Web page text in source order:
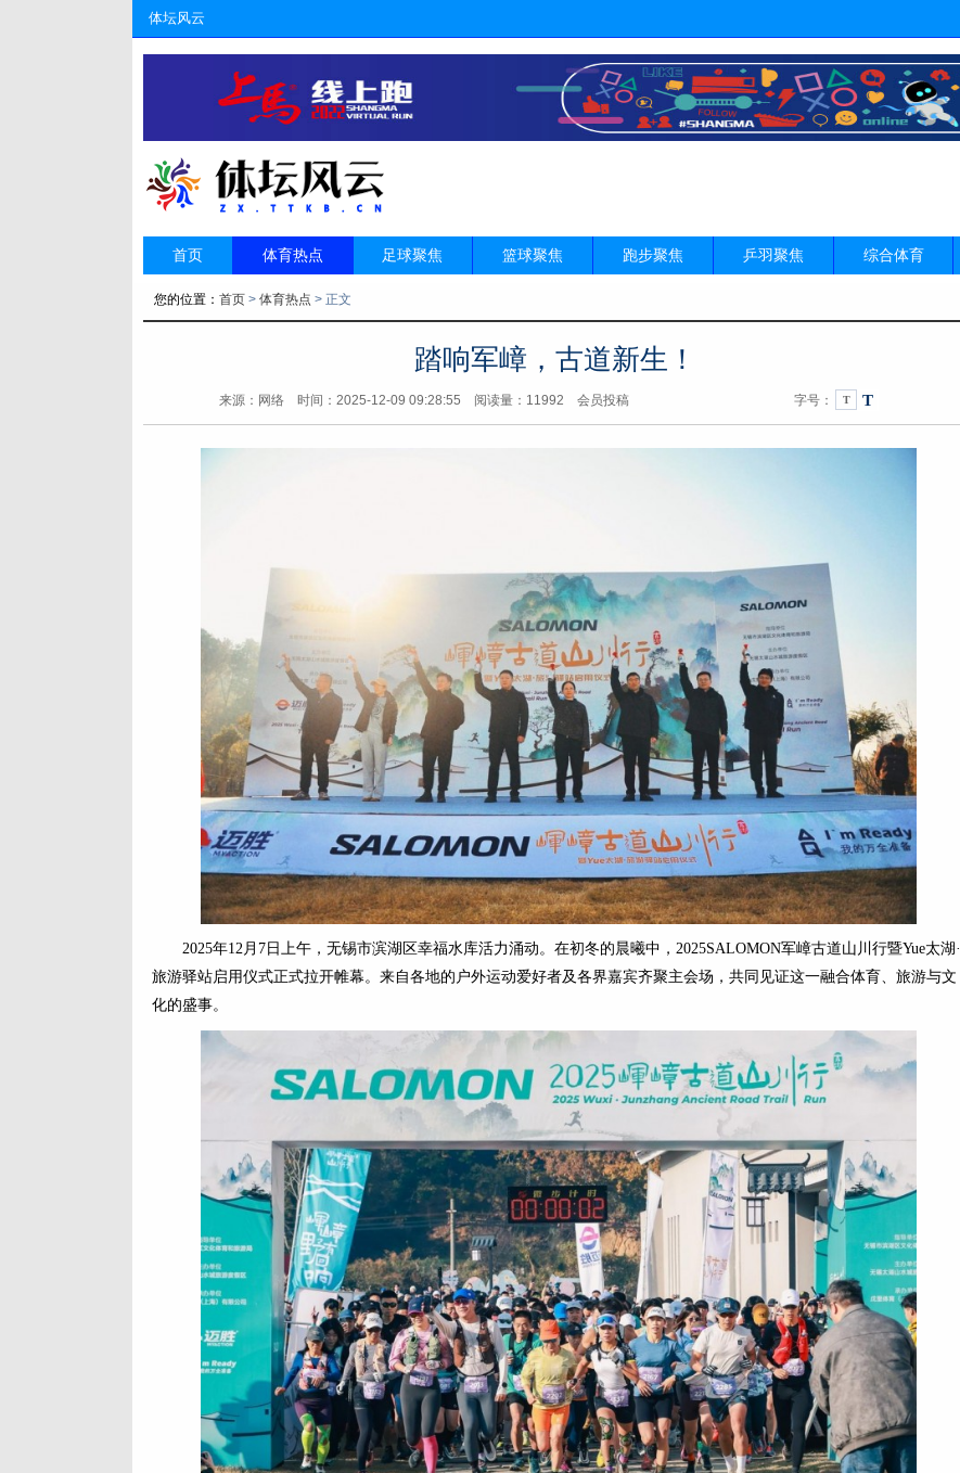
体坛风云
首页 体育热点 足球聚焦 篮球聚焦 跑步聚焦 乒羽聚焦 综合体育
您的位置： 首页 > 体育热点 > 正文
踏响军嶂，古道新生！
来源：网络 时间：2025-12-09 09:28:55 阅读量：11992 会员投稿 字号： T T
2025年12月7日上午，无锡市滨湖区幸福水库活力涌动。在初冬的晨曦中，2025SALOMON军嶂古道山川行暨Yue太湖·
旅游驿站启用仪式正式拉开帷幕。来自各地的户外运动爱好者及各界嘉宾齐聚主会场，共同见证这一融合体育、旅游与文
化的盛事。